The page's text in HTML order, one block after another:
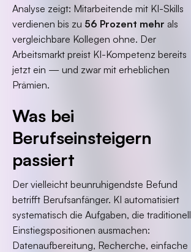
Analyse zeigt: Mitarbeitende mit KI-Skills
verdienen bis zu 56 Prozent mehr als
vergleichbare Kollegen ohne. Der
Arbeitsmarkt preist KI-Kompetenz bereits
jetzt ein — und zwar mit erheblichen
Prämien.
Was bei
Berufseinsteigern
passiert
Der vielleicht beunruhigendste Befund
betrifft Berufsanfänger. KI automatisiert
systematisch die Aufgaben, die traditionell
Einstiegspositionen ausmachen:
Datenaufbereitung, Recherche, einfache